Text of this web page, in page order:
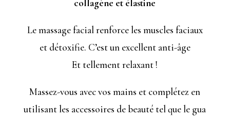
collagène et élastine
Le massage facial renforce les muscles faciaux
et détoxifie. C’est un excellent anti-âge
Et tellement relaxant !
Massez-vous avec vos mains et complétez en
utilisant les accessoires de beauté tel que le gua